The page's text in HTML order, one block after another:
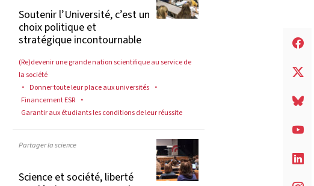
Soutenir l’Université, c’est un
choix politique et
stratégique incontournable
(Re)devenir une grande nation scientifique au service de
la société
Donner toute leur place aux universités
Financement ESR
Garantir aux étudiants les conditions de leur réussite
Partager la science
Science et société, liberté